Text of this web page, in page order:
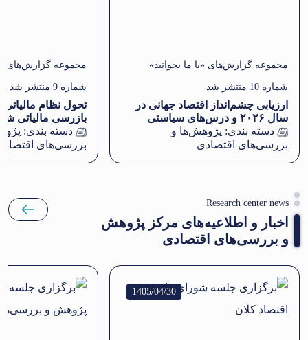
مجموعه گزارش‌های «با ما بخوانید»
شماره 10 منتشر شد
ارزیابی چشم‌انداز اقتصاد جهانی در
سال ۲۰۲۶ و درس‌های سیاستی
برای افزایش تاب‌آوری اقتصاد ایران
دسته بندی: پژوهش‌ها و
بررسی‌های اقتصادی
مجموعه گزارش‌های
شماره 9 منتشر شد
تحول نظام مالیاتی
بازرسی مالیاتی
دسته بندی:
بررسی‌های
Research center news
اخبار و اطلاعیه‌های مرکز پژوهش
و بررسی‌های اقتصادی
1405/04/30